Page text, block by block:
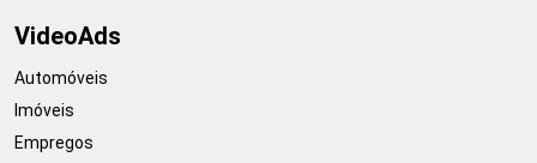
VideoAds
Automóveis
Imóveis
Empregos